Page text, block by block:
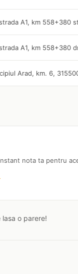
A1, km 558+380
A1, km 558+380
Arad, km. 6,
nota ta pentru
o parere!